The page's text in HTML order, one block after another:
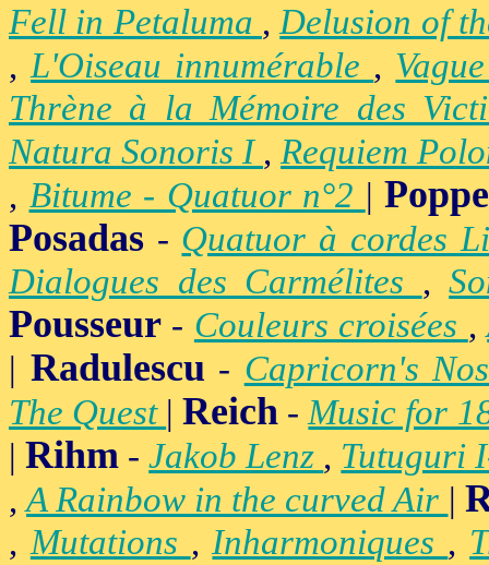
Fell in Petaluma ,Delusion of
,L'Oiseau innumérable ,
Thrène à la Mémoire des
Natura Sonoris I , Requiem
, Bitume - Quatuor n°2 |Poppe
Posadas - Quatuor à cordes
Dialogues des Carmélites ,
Pousseur - Couleurs croisées ,
| Radulescu - Capricorn's
The Quest |Reich -Music for
|Rihm -Jakob Lenz , Tutuguri
,A Rainbow in the curved Air |
,Mutations ,Inharmoniques ,